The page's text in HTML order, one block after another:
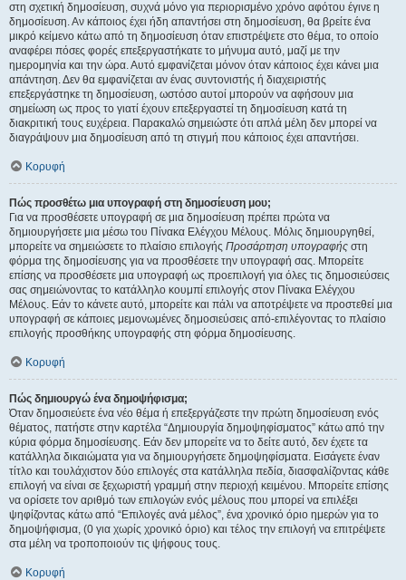
στη σχετική δημοσίευση, συχνά μόνο για περιορισμένο χρόνο αφότου έγινε η
δημοσίευση. Αν κάποιος έχει ήδη απαντήσει στη δημοσίευση, θα βρείτε ένα
μικρό κείμενο κάτω από τη δημοσίευση όταν επιστρέψετε στο θέμα, το οποίο
αναφέρει πόσες φορές επεξεργαστήκατε το μήνυμα αυτό, μαζί με την
ημερομηνία και την ώρα. Αυτό εμφανίζεται μόνον όταν κάποιος έχει κάνει μια
απάντηση. Δεν θα εμφανίζεται αν ένας συντονιστής ή διαχειριστής
επεξεργάστηκε τη δημοσίευση, ωστόσο αυτοί μπορούν να αφήσουν μια
σημείωση ως προς το γιατί έχουν επεξεργαστεί τη δημοσίευση κατά τη
διακριτική τους ευχέρεια. Παρακαλώ σημειώστε ότι απλά μέλη δεν μπορεί να
διαγράψουν μια δημοσίευση από τη στιγμή που κάποιος έχει απαντήσει.
Κορυφή
Πώς προσθέτω μια υπογραφή στη δημοσίευση μου;
Για να προσθέσετε υπογραφή σε μια δημοσίευση πρέπει πρώτα να
δημιουργήσετε μια μέσω του Πίνακα Ελέγχου Μέλους. Μόλις δημιουργηθεί,
μπορείτε να σημειώσετε το πλαίσιο επιλογής Προσάρτηση υπογραφής στη
φόρμα της δημοσίευσης για να προσθέσετε την υπογραφή σας. Μπορείτε
επίσης να προσθέσετε μια υπογραφή ως προεπιλογή για όλες τις δημοσιεύσεις
σας σημειώνοντας το κατάλληλο κουμπί επιλογής στον Πίνακα Ελέγχου
Μέλους. Εάν το κάνετε αυτό, μπορείτε και πάλι να αποτρέψετε να προστεθεί μια
υπογραφή σε κάποιες μεμονωμένες δημοσιεύσεις από-επιλέγοντας το πλαίσιο
επιλογής προσθήκης υπογραφής στη φόρμα δημοσίευσης.
Κορυφή
Πώς δημιουργώ ένα δημοψήφισμα;
Όταν δημοσιεύετε ένα νέο θέμα ή επεξεργάζεστε την πρώτη δημοσίευση ενός
θέματος, πατήστε στην καρτέλα “Δημιουργία δημοψηφίσματος” κάτω από την
κύρια φόρμα δημοσίευσης. Εάν δεν μπορείτε να το δείτε αυτό, δεν έχετε τα
κατάλληλα δικαιώματα για να δημιουργήσετε δημοψηφίσματα. Εισάγετε έναν
τίτλο και τουλάχιστον δύο επιλογές στα κατάλληλα πεδία, διασφαλίζοντας κάθε
επιλογή να είναι σε ξεχωριστή γραμμή στην περιοχή κειμένου. Μπορείτε επίσης
να ορίσετε τον αριθμό των επιλογών ενός μέλους που μπορεί να επιλέξει
ψηφίζοντας κάτω από “Επιλογές ανά μέλος”, ένα χρονικό όριο ημερών για το
δημοψήφισμα, (0 για χωρίς χρονικό όριο) και τέλος την επιλογή να επιτρέψετε
στα μέλη να τροποποιούν τις ψήφους τους.
Κορυφή